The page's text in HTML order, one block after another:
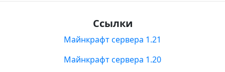
Ссылки
Майнкрафт сервера 1.21
Майнкрафт сервера 1.20